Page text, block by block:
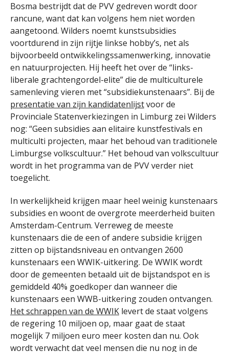
Bosma bestrijdt dat de PVV gedreven wordt door
rancune, want dat kan volgens hem niet worden
aangetoond. Wilders noemt kunstsubsidies
voortdurend in zijn rijtje linkse hobby’s, net als
bijvoorbeeld ontwikkelingssamenwerking, innovatie
en natuurprojecten. Hij heeft het over de “links-
liberale grachtengordel-elite” die de multiculturele
samenleving vieren met “subsidiekunstenaars”. Bij de
presentatie van zijn kandidatenlijstvoor de
Provinciale Statenverkiezingen in Limburg zei Wilders
nog: “Geen subsidies aan elitaire kunstfestivals en
multiculti projecten, maar het behoud van traditionele
Limburgse volkscultuur.” Het behoud van volkscultuur
wordt in het programma van de PVV verder niet
toegelicht.
In werkelijkheid krijgen maar heel weinig kunstenaars
subsidies en woont de overgrote meerderheid buiten
Amsterdam-Centrum. Verreweg de meeste
kunstenaars die de een of andere subsidie krijgen
zitten op bijstandsniveau en ontvangen 2600
kunstenaars een WWIK-uitkering. De WWIK wordt
door de gemeenten betaald uit de bijstandspot en is
gemiddeld 40% goedkoper dan wanneer die
kunstenaars een WWB-uitkering zouden ontvangen.
Het schrappen van de WWIK levert de staat volgens
de regering 10 miljoen op, maar gaat de staat
mogelijk 7 miljoen euro meer kosten dan nu. Ook
wordt verwacht dat veel mensen die nu nog in de